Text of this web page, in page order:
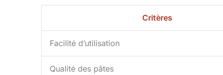
Critères
Facilité d’utilisation
Qualité des pâtes